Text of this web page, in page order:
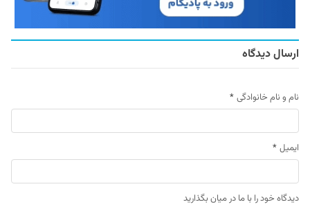
ارسال دیدگاه
نام و نام خانوادگی *
ایمیل *
دیدگاه خود را با ما در میان بگذارید